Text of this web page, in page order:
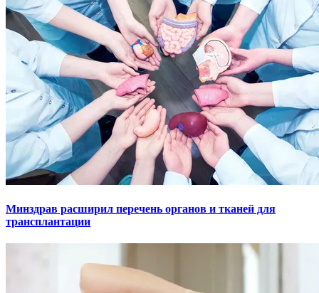
Минздрав расширил перечень органов и тканей для
трансплантации